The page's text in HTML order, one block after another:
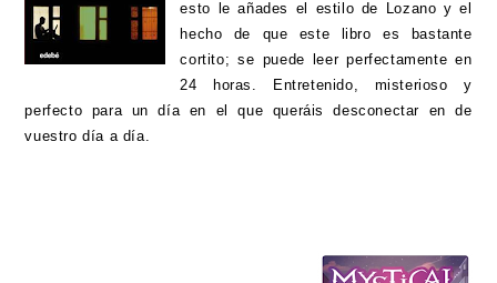
esto le añades el estilo de Lozano y el
hecho de que este libro es bastante
cortito; se puede leer perfectamente en
24 horas. Entretenido, misterioso y
perfecto para un día en el que queráis desconectar en de
vuestro día a día.